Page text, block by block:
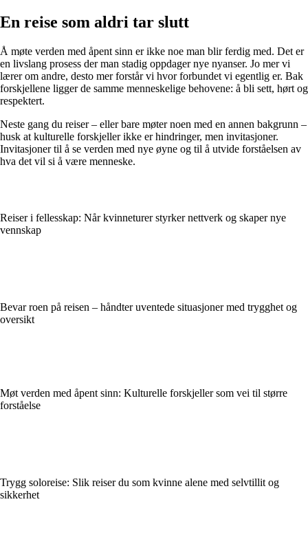
En reise som aldri tar slutt
Å møte verden med åpent sinn er ikke noe man blir ferdig med. Det er
en livslang prosess der man stadig oppdager nye nyanser. Jo mer vi
lærer om andre, desto mer forstår vi hvor forbundet vi egentlig er. Bak
forskjellene ligger de samme menneskelige behovene: å bli sett, hørt og
respektert.
Neste gang du reiser – eller bare møter noen med en annen bakgrunn –
husk at kulturelle forskjeller ikke er hindringer, men invitasjoner.
Invitasjoner til å se verden med nye øyne og til å utvide forståelsen av
hva det vil si å være menneske.
Reiser i fellesskap: Når kvinneturer styrker nettverk og skaper nye
vennskap
Bevar roen på reisen – håndter uventede situasjoner med trygghet og
oversikt
Møt verden med åpent sinn: Kulturelle forskjeller som vei til større
forståelse
Trygg soloreise: Slik reiser du som kvinne alene med selvtillit og
sikkerhet